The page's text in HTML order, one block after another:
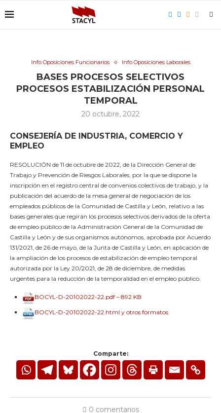
Info Oposiciones Funcionarios Info Oposiciones Laborales
BASES PROCESOS SELECTIVOS
PROCESOS ESTABILIZACIÓN PERSONAL
TEMPORAL
20 octubre, 2022
CONSEJERÍA DE INDUSTRIA, COMERCIO Y
EMPLEO
RESOLUCIÓN de 11 de octubre de 2022, de la Dirección General de
Trabajo y Prevención de Riesgos Laborales, por la que se dispone la
inscripción en el registro central de convenios colectivos de trabajo, y la
publicación del acuerdo de la mesa general de negociación de los
empleados públicos de la Comunidad de Castilla y León, relativo a las
bases generales que regirán los procesos selectivos derivados de la oferta
de empleo público de la Administración General de la Comunidad de
Castilla y León y de sus organismos autónomos, aprobada por Acuerdo
131/2021, de 26 de mayo, de la Junta de Castilla y León, en aplicación de
la ampliación de los procesos de estabilización de empleo temporal
autorizada por la Ley 20/2021, de 28 de diciembre, de medidas
urgentes para la reducción de la temporalidad en el empleo público.
BOCYL-D-20102022-22.pdf – 892 KB
BOCYL-D-20102022-22.html y otros formatos
Comparte:
0 comentarios